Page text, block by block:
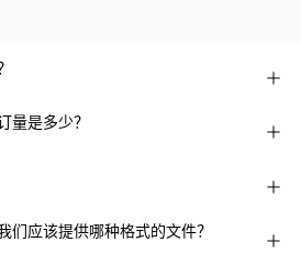
量是多少？
们应该提供哪种格式的文件？